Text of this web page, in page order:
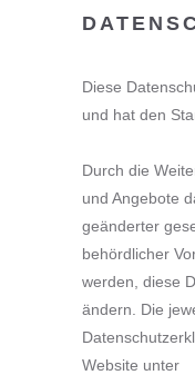
Diese
und hat den
Durch die
und Angebote
geänderter
behördlicher
werden, diese
ändern. Die
Website unter